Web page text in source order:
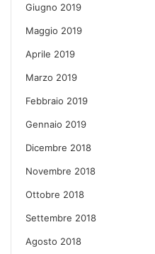
Giugno 2019
Maggio 2019
Aprile 2019
Marzo 2019
Febbraio 2019
Gennaio 2019
Dicembre 2018
Novembre 2018
Ottobre 2018
Settembre 2018
Agosto 2018